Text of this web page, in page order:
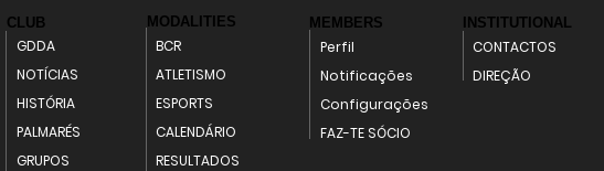
GDDA
NOTÍCIAS
HISTÓRIA
PALMARÉS
GRUPOS
BCR
ATLETISMO
ESPORTS
CALENDÁRIO
RESULTADOS
CLUB MODALITIES MEMBERS
Perfil
Notificações
Configurações
FAZ-TE SÓCIO
INSTITUTIONAL
CONTACTOS
DIREÇÃO